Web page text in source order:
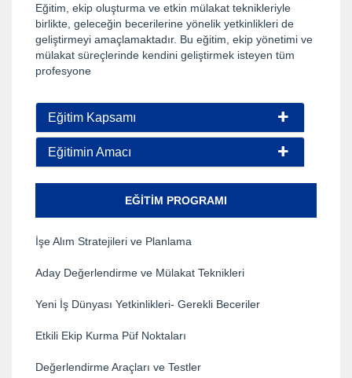
Eğitim, ekip oluşturma ve etkin mülakat teknikleriyle
birlikte, geleceğin becerilerine yönelik yetkinlikleri de
geliştirmeyi amaçlamaktadır. Bu eğitim, ekip yönetimi ve
mülakat süreçlerinde kendini geliştirmek isteyen tüm
profesyone
Eğitim Kapsamı
Eğitimin Amacı
EĞITIM PROGRAMI
İşe Alım Stratejileri ve Planlama
Aday Değerlendirme ve Mülakat Teknikleri
Yeni İş Dünyası Yetkinlikleri- Gerekli Beceriler
Etkili Ekip Kurma Püf Noktaları
Değerlendirme Araçları ve Testler